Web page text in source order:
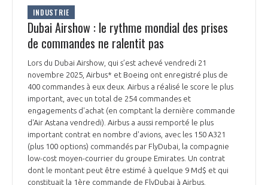
INDUSTRIE
Dubai Airshow : le rythme mondial des prises
de commandes ne ralentit pas
Lors du Dubai Airshow, qui s’est achevé vendredi 21
novembre 2025, Airbus* et Boeing ont enregistré plus de
400 commandes à eux deux. Airbus a réalisé le score le plus
important, avec un total de 254 commandes et
engagements d'achat (en comptant la dernière commande
d'Air Astana vendredi). Airbus a aussi remporté le plus
important contrat en nombre d'avions, avec les 150 A321
(plus 100 options) commandés par FlyDubai, la compagnie
low-cost moyen-courrier du groupe Emirates. Un contrat
dont le montant peut être estimé à quelque 9 Md$ et qui
constituait la 1ère commande de FlyDubai à Airbus.